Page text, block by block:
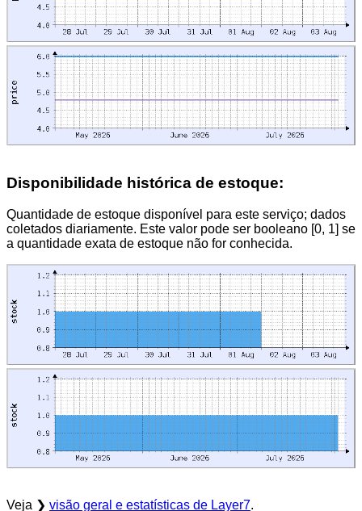
Disponibilidade histórica de estoque:
Quantidade de estoque disponível para este serviço; dados
coletados diariamente. Este valor pode ser booleano [0, 1] se
a quantidade exata de estoque não for conhecida.
Veja ❯ visão geral e estatísticas de Layer7.